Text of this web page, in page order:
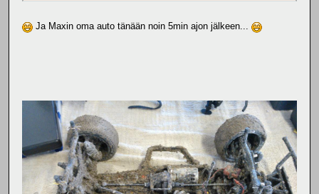
Ja Maxin oma auto tänään noin 5min ajon jälkeen...